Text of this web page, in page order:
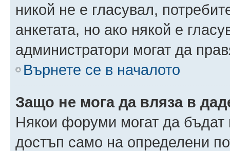
никой не е гласувал,
анкетата, но ако някой е
администратори могат да
Върнете се в началото
Защо не мога да вляза в
Някои форуми могат да бъдат
достъп само на определени